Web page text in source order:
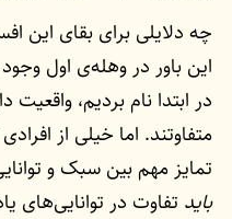
چه دلایلی برای بقای این
این باور در وهله‌ی اول
در ابتدا نام بردیم،
متفاوتند. اما خیلی‌ از
تمایز مهم بین سبک و
باید تفاوت در توانایی‌های